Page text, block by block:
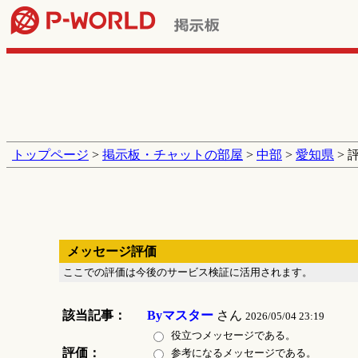
トップページ > 掲示板・チャットの部屋 > 中部 > 愛知県 >
メッセージ評価
ここでの評価は今後のサービス検証に活用されます。
該当記事： Byマスターさん 2026/05/04 23:19
評価：
役立つメッセージである。
参考になるメッセージである。